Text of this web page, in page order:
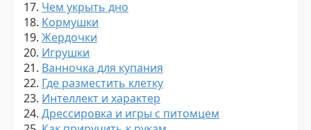
Чем укрыть дно
Кормушки
Жердочки
Игрушки
Ванночка для купания
Где разместить клетку
Интеллект и характер
Дрессировка и игры с питомцем